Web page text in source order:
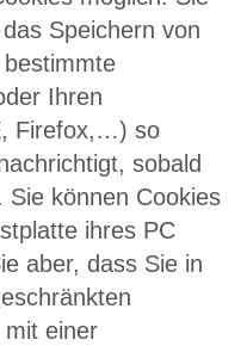
Speichern von
Ihren
Firefox,…) so
sobald
Sie können Cookies
ihres PC
aber, dass Sie in
mit einer